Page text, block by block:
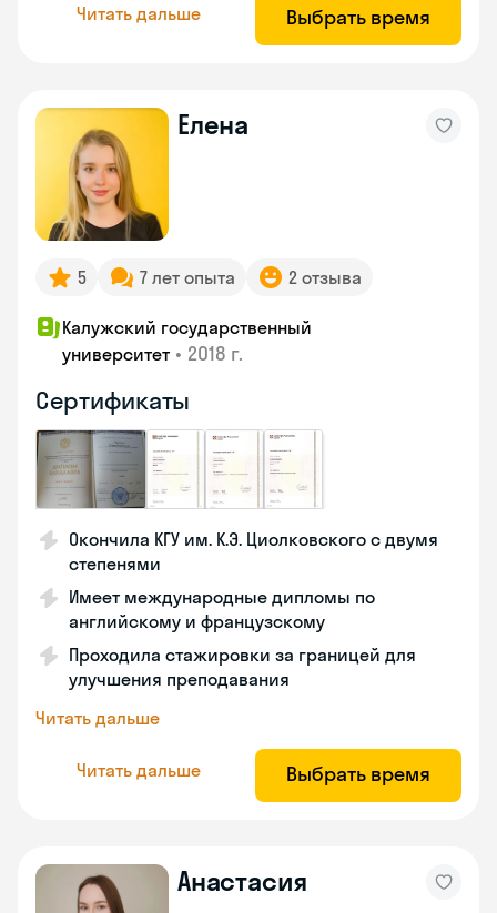
Читать дальше Выбрать время
Елена
5 7 лет опыта 2 отзыва
Калужский государственный
университет • 2018 г.
Сертификаты
Окончила КГУ им. К.Э. Циолковского с двумя
степенями
Имеет международные дипломы по
английскому и французскому
Проходила стажировки за границей для
улучшения преподавания
Читать дальше
Читать дальше Выбрать время
Анастасия